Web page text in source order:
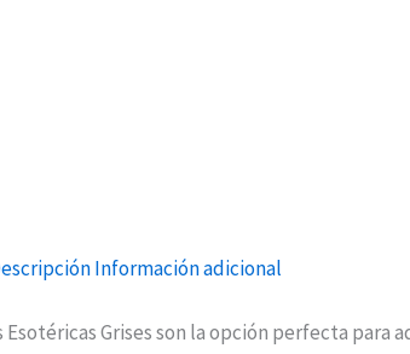
Información adicional
Esotéricas Grises son la opción perfecta